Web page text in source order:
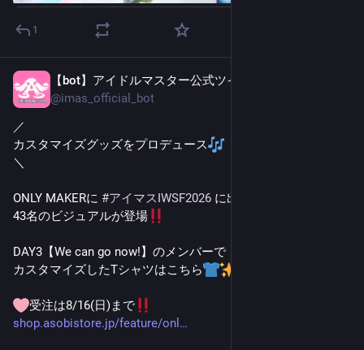
1
【bot】アイドルマスター公式ツイッター
@imas_official_bot
／
カスタマイズグッズをプロデュース
＼
ONLY MAKERに #アイマスIWSF2026 に出演した
43名のビジュアルが登場
DAY3【We can go now!】のメンバーで
カスタマイズしたTシャツはこちら
受注は8/16(日)まで
shop.asobistore.jp/feature/onl